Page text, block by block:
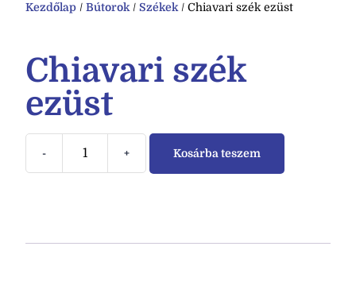
Kezdőlap / Bútorok / Székek / Chiavari szék ezüst
Chiavari szék
ezüst
- + Kosárba teszem